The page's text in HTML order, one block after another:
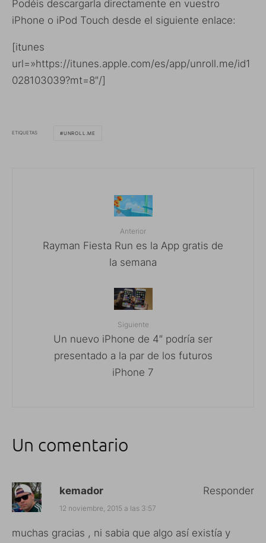
Podéis descargarla directamente en vuestro
iPhone o iPod Touch desde el siguiente enlace:
[itunes
url=»https://itunes.apple.com/es/app/unroll.me/id1
028103039?mt=8″/]
ETIQUETAS UNROLL.ME
Anterior
Rayman Fiesta Run es la App gratis de
la semana
Siguiente
Un nuevo iPhone de 4″ podría ser
presentado a la par de los futuros
iPhone 7
Un comentario
kemador
12 noviembre, 2015 a las 3:57
muchas gracias , ni sabia que algo así existía y
Responder